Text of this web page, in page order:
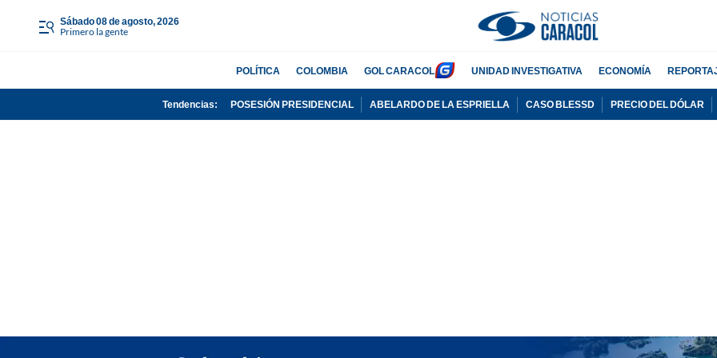
sábado 08 de agosto, 2026
Primero la gente
POLÍTICA COLOMBIA GOL CARACOL UNIDAD INVESTIGATIVA ECONOMÍA
Tendencias: POSESIÓN PRESIDENCIAL ABELARDO DE LA ESPRIELLA CASO BLESSD PRECIO DEL DÓLAR